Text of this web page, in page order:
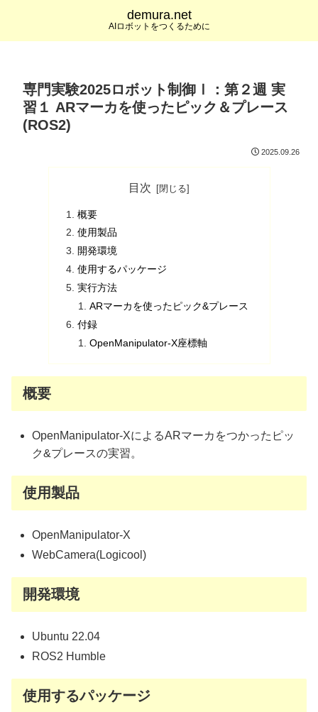
demura.net
AIロボットをつくるために
専門実験2025ロボット制御Ⅰ：第２週 実
習１ ARマーカを使ったピック＆プレース
(ROS2)
2025.09.26
目次
概要
使用製品
開発環境
使用するパッケージ
実行方法
ARマーカを使ったピック&プレース
付録
OpenManipulator-X座標軸
概要
OpenManipulator-XによるARマーカをつかったピッ
ク&プレースの実習。
使用製品
OpenManipulator-X
WebCamera(Logicool)
開発環境
Ubuntu 22.04
ROS2 Humble
使用するパッケージ